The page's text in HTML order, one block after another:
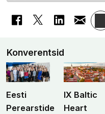
Konverentsid
Eesti
Perearstide
IX Baltic
Heart